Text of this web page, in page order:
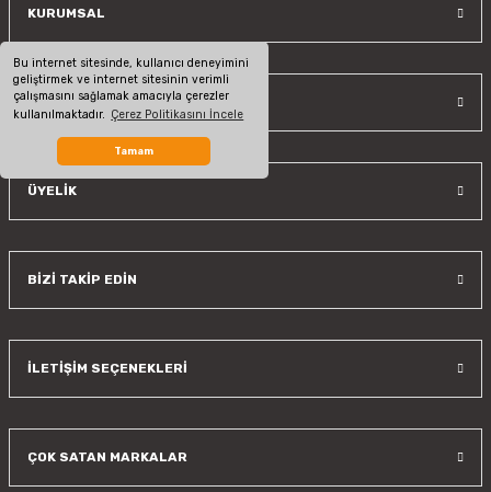
Bu internet sitesinde, kullanıcı deneyimini
geliştirmek ve internet sitesinin verimli
çalışmasını sağlamak amacıyla çerezler
kullanılmaktadır. Çerez Politikasını İncele
Tamam
KURUMSAL
ALIŞVERİŞ
ÜYELİK
BİZİ TAKİP EDİN
İLETİŞİM SEÇENEKLERİ
ÇOK SATAN MARKALAR